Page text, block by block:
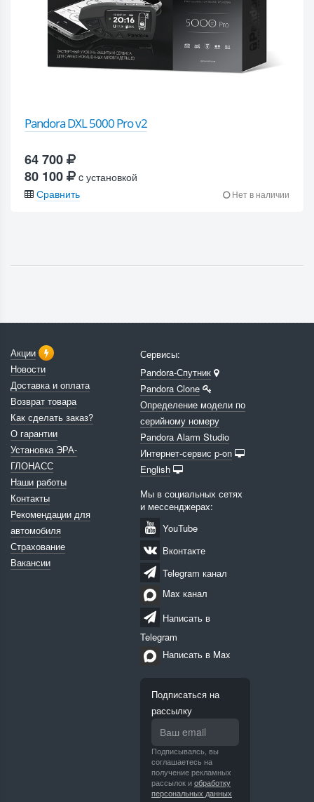
Pandora DXL 5000 Pro v2
64 700
80 100
c установкой
Сравнить
Нет в наличии
Акции
Новости
Доставка и оплата
Возврат товара
Как сделать заказ?
О гарантии
Установка ЭРА-
ГЛОНАСС
Наши работы
Контакты
Рекомендации для
автомобиля
Страхование
Вакансии
Сервисы:
Pandora-Спутник
Pandora Clone
Определение модели по
серийному номеру
Pandora Alarm Studio
Интернет-сервис p-on
English
Мы в социальных сетях
и мессенджерах:
YouTube
Вконтакте
Telegram канал
Max канал
Написать в
Telegram
Написать в Max
Подписаться на
рассылку
Подписываясь, вы
соглашаетесь на
получение рекламных
рассылок иобработку
персональных данных